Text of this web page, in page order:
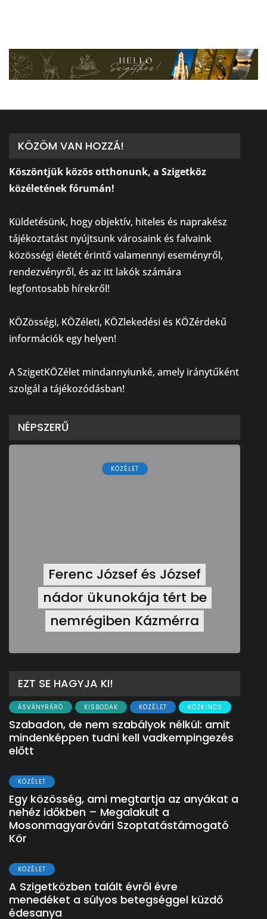
KÖZÖM VAN HOZZÁ!
Köszöntjük közös otthonunk, a Szigetköz
közéletének fórumán!
Küldetésünk, hogy objektív, hiteles és naprakész
tájékoztatást nyújtsunk városaink és falvaink
közösségi életét érintő valamennyi eseményről,
rendezvényről, és az itt lakók számára
legfontosabb hírekről!
KÖZösségi, KÖZéleti, KÖZlekedési és KÖZérdekű
információk egy helyen!
A SzigetKÖZélet mindannyiunké, amely iránytűként
szolgál a tájékozódásban!
NÉPSZERŰ
KÖZÉLET
Ferenc József és József
nádor ükunokája tért be
nemrégiben Kázmérra
EZT SE HAGYJA KI!
ÁSVÁNYRÁRÓ KISBODAK KÖZÉLET KÖZKINCS
Szabadon, de nem szabályok nélkül: amit
mindenképpen tudni kell vadkempingezés
előtt
KÖZÉLET
Egy közösség, ami megtartja az anyákat a
nehéz időkben – Megalakult a
Mosonmagyaróvári Szoptatástámogató
Kör
KÖZÉLET
A Szigetközben talált évről évre
menedéket a súlyos betegséggel küzdő
édesanya